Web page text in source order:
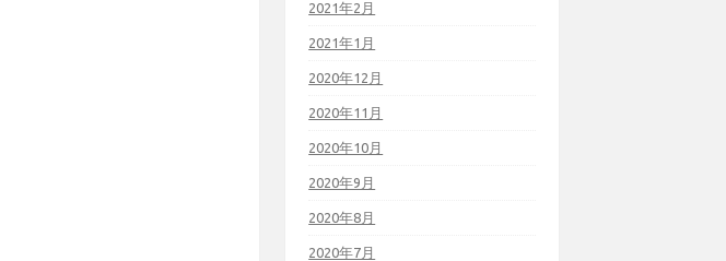
2021年2月
2021年1月
2020年12月
2020年11月
2020年10月
2020年9月
2020年8月
2020年7月